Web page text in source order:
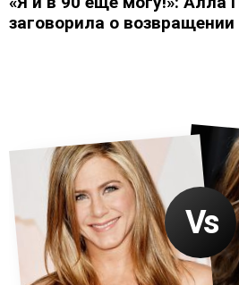
заговорила о возвращении